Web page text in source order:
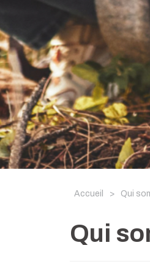
Accueil > Qui
Qui